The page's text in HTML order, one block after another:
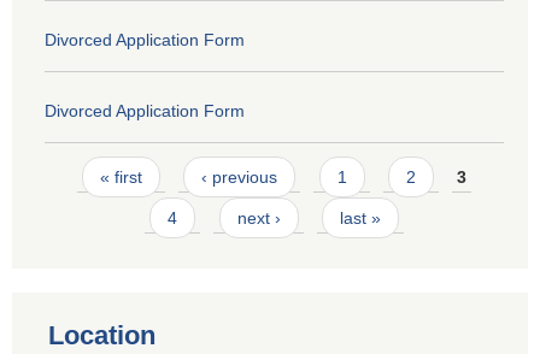
Divorced Application Form
Divorced Application Form
Pages
« first ‹ previous 1 2 3
4 next › last »
Location